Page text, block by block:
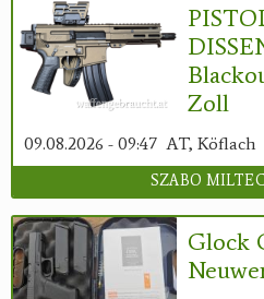
Zoll
09.08.2026 - 09:47 AT, Köflach
SZABO
Glock